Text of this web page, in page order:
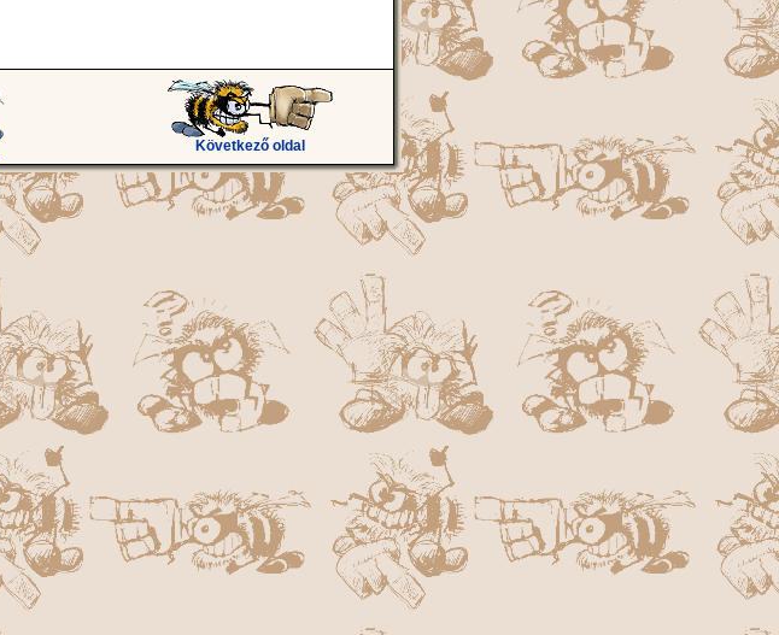
Következő oldal